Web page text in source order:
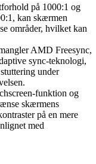
på 1000:1 og
kan skærmen
områder, hvilket kan
AMD Freesync,
sync-teknologi,
under
funktion og
skærmens
på en mere
med